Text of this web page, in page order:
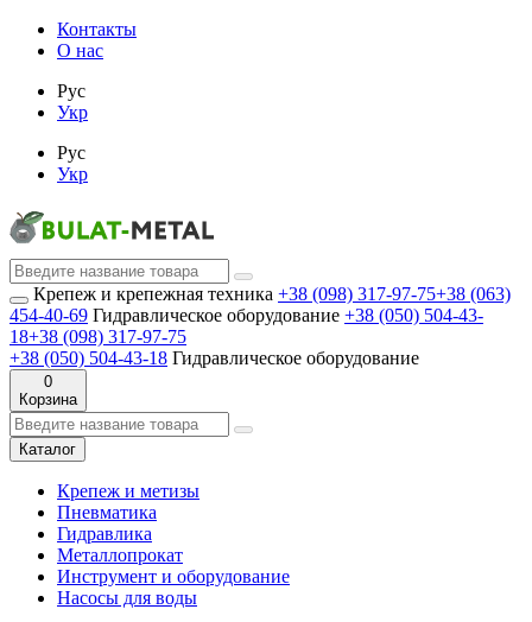
Контакты
О нас
Рус
Укр
Рус
Укр
Крепеж и крепежная техника +38 (098) 317-97-75+38 (063)
454-40-69 Гидравлическое оборудование +38 (050) 504-43-
18+38 (098) 317-97-75
+38 (050) 504-43-18 Гидравлическое оборудование
0
Корзина
Каталог
Крепеж и метизы
Пневматика
Гидравлика
Металлопрокат
Инструмент и оборудование
Насосы для воды